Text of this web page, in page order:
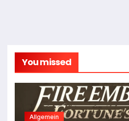
You missed
Allgemein